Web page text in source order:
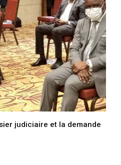
judiciaire et la demande